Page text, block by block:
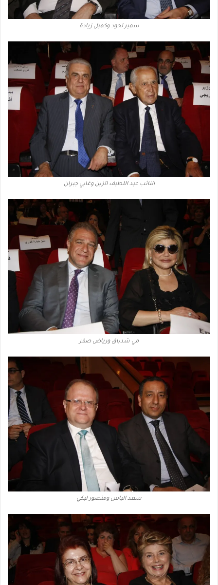
سمير لحود وكميل زيادة
النائب عبد اللطيف الزين وغابي جبران
مي شدياق ورياض صقر
سعد الياس ومنصور لبكي